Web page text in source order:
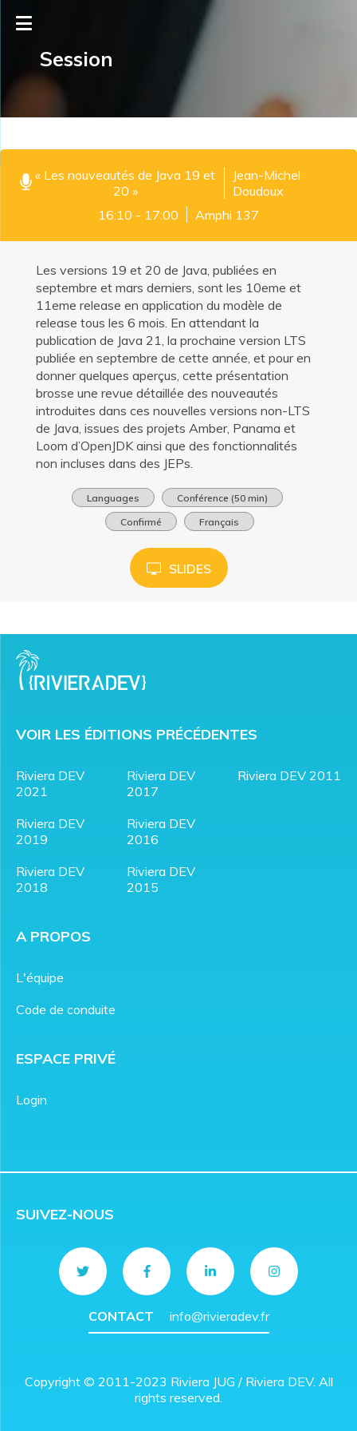
Session
« Les nouveautés de Java 19 et
20 »
Jean-Michel
Doudoux
16:10 - 17:00
Amphi 137
Les versions 19 et 20 de Java, publiées en
septembre et mars derniers, sont les 10eme et
11eme release en application du modèle de
release tous les 6 mois. En attendant la
publication de Java 21, la prochaine version LTS
publiée en septembre de cette année, et pour en
donner quelques aperçus, cette présentation
brosse une revue détaillée des nouveautés
introduites dans ces nouvelles versions non-LTS
de Java, issues des projets Amber, Panama et
Loom d’OpenJDK ainsi que des fonctionnalités
non incluses dans des JEPs.
Languages
Conférence (50 min)
Confirmé
Français
SLIDES
VOIR LES ÉDITIONS PRÉCÉDENTES
Riviera DEV
2021
Riviera DEV
2019
Riviera DEV
2018
Riviera DEV
2017
Riviera DEV
2016
Riviera DEV
2015
Riviera DEV 2011
A PROPOS
L'équipe
Code de conduite
ESPACE PRIVÉ
Login
SUIVEZ-NOUS
CONTACT info@rivieradev.fr
Copyright © 2011-2023 Riviera JUG / Riviera DEV. All
rights reserved.